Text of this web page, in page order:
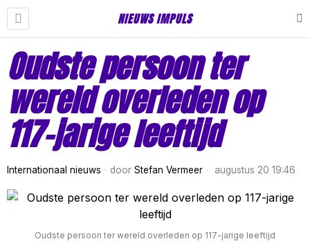
NIEUWS IMPULS
Oudste persoon ter
wereld overleden op
117-jarige leeftijd
Internationaal nieuws door Stefan Vermeer augustus 20 19:46
Oudste persoon ter wereld overleden op 117-jarige leeftijd